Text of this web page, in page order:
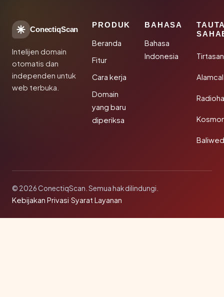
ConectiqScan
Intelijen domain
otomatis dan
independen untuk
web terbuka.
PRODUK
Beranda
Fitur
Cara kerja
Domain
yang baru
diperiksa
BAHASA
Bahasa
Indonesia
© 2026 ConectiqScan. Semua hak dilindungi.
Kebijakan Privasi·Syarat Layanan